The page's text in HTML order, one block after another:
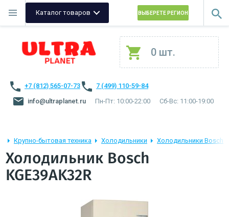
Каталог товаров ВЫБЕРЕТЕ РЕГИОН
0 шт.
+7 (812) 565-07-73
7 (499) 110-59-84
info@ultraplanet.ru
Пн-Пт: 10:00-22:00 Сб-Вс: 11:00-19:00
Крупно-бытовая техника Холодильники Холодильники Bosch
Холодильник Bosch
KGE39AK32R